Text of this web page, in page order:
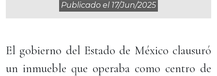
Publicado el 17/jun/2025
El gobierno del Estado de México clausuró
un inmueble que operaba como centro de